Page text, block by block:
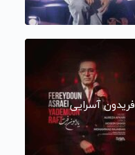
فریدون آسرایی